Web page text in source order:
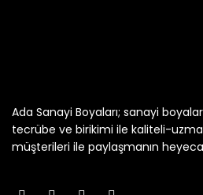
Ada Sanayi Boyaları; sanayi
tecrübe ve birikimi ile kaliteli-
müşterileri ile paylaşmanın